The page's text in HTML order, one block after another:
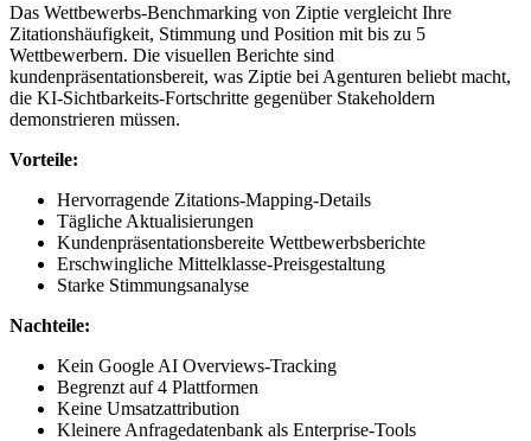
Das Wettbewerbs-Benchmarking von Ziptie vergleicht Ihre
Zitationshäufigkeit, Stimmung und Position mit bis zu 5
Wettbewerbern. Die visuellen Berichte sind
kundenpräsentationsbereit, was Ziptie bei Agenturen beliebt macht,
die KI-Sichtbarkeits-Fortschritte gegenüber Stakeholdern
demonstrieren müssen.
Vorteile:
Hervorragende Zitations-Mapping-Details
Tägliche Aktualisierungen
Kundenpräsentationsbereite Wettbewerbsberichte
Erschwingliche Mittelklasse-Preisgestaltung
Starke Stimmungsanalyse
Nachteile:
Kein Google AI Overviews-Tracking
Begrenzt auf 4 Plattformen
Keine Umsatzattribution
Kleinere Anfragedatenbank als Enterprise-Tools